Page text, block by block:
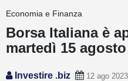
Webinar
Economia e Finanza
Borsa Italiana è
martedì 15
Investire .biz 12 ago